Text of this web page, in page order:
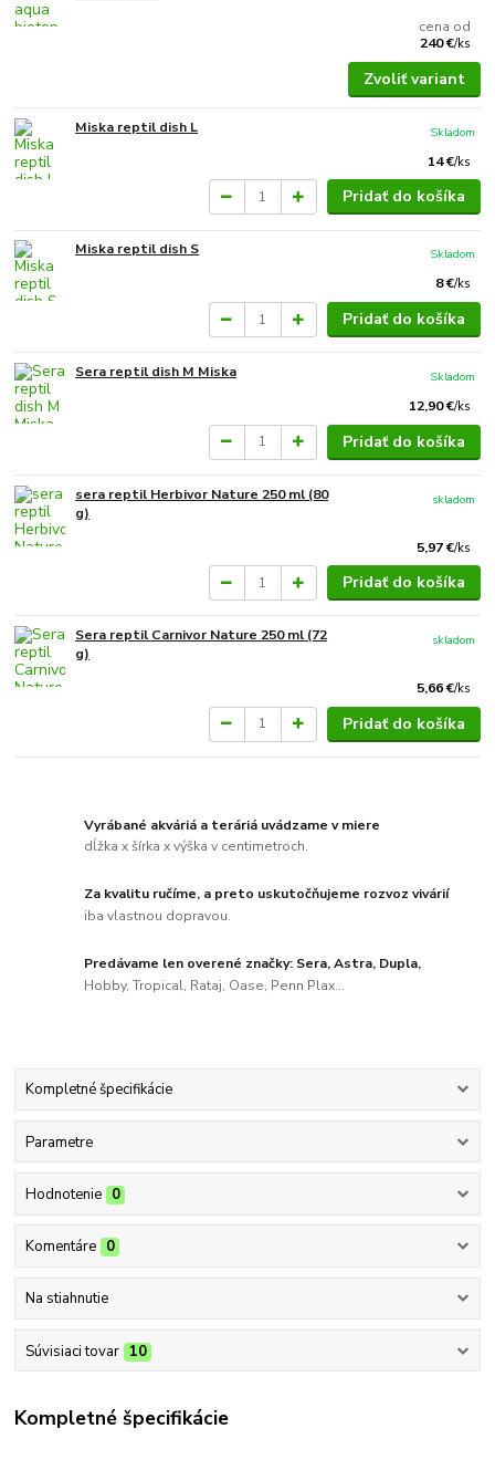
cena od
240 €/ks
Zvoliť variant
Miska reptil dish L
14 €/ks
Skladom
Pridať do košíka
Miska reptil dish S
8 €/ks
Skladom
Pridať do košíka
Sera reptil dish M Miska
12,90 €/ks
Skladom
Pridať do košíka
sera reptil Herbivor Nature 250 ml (80
g)
5,97 €/ks
skladom
Pridať do košíka
Sera reptil Carnivor Nature 250 ml (72
g)
5,66 €/ks
skladom
Pridať do košíka
Vyrábané akváriá a teráriá uvádzame v miere
dĺžka x šírka x výška v centimetroch.
Za kvalitu ručíme, a preto uskutočňujeme rozvoz vivárií
iba vlastnou dopravou.
Predávame len overené značky: Sera, Astra, Dupla,
Hobby, Tropical, Rataj, Oase, Penn Plax...
Kompletné špecifikácie
Parametre
Hodnotenie 0
Komentáre 0
Na stiahnutie
Súvisiaci tovar 10
Kompletné špecifikácie